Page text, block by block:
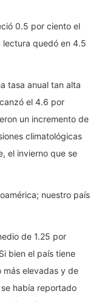
0.5 por ciento el
lectura quedó en 4.5
tasa anual tan alta
el 4.6 por
un incremento de
climatológicas
el invierno que se
nuestro país
de 1.25 por
bien el país tiene
más elevadas y de
había reportado